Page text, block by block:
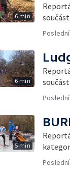
6 min
6 min
5 min